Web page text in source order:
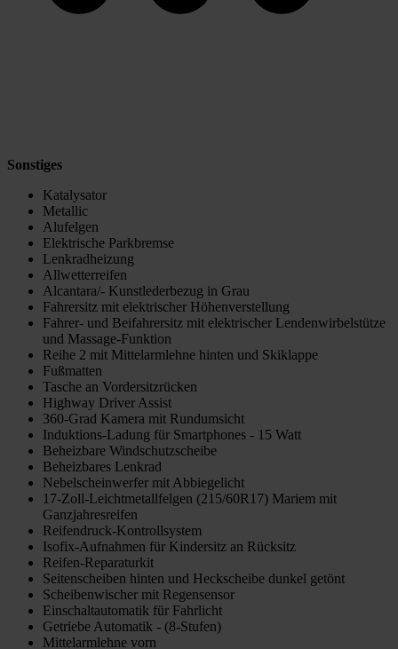
Sonstiges
Katalysator
Metallic
Alufelgen
Elektrische Parkbremse
Lenkradheizung
Allwetterreifen
Alcantara/- Kunstlederbezug in Grau
Fahrersitz mit elektrischer Höhenverstellung
Fahrer- und Beifahrersitz mit elektrischer Lendenwirbelstütze
und Massage-Funktion
Reihe 2 mit Mittelarmlehne hinten und Skiklappe
Fußmatten
Tasche an Vordersitzrücken
Highway Driver Assist
360-Grad Kamera mit Rundumsicht
Induktions-Ladung für Smartphones - 15 Watt
Beheizbare Windschutzscheibe
Beheizbares Lenkrad
Nebelscheinwerfer mit Abbiegelicht
17-Zoll-Leichtmetallfelgen (215/60R17) Mariem mit
Ganzjahresreifen
Reifendruck-Kontrollsystem
Isofix-Aufnahmen für Kindersitz an Rücksitz
Reifen-Reparaturkit
Seitenscheiben hinten und Heckscheibe dunkel getönt
Scheibenwischer mit Regensensor
Einschaltautomatik für Fahrlicht
Getriebe Automatik - (8-Stufen)
Mittelarmlehne vorn